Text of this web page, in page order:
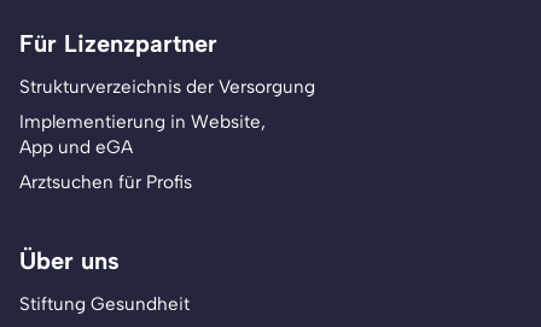
Für Lizenzpartner
Strukturverzeichnis der Versorgung
Implementierung in Website,
App und eGA
Arztsuchen für Profis
Über uns
Stiftung Gesundheit